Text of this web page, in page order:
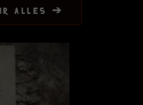
alles ➔